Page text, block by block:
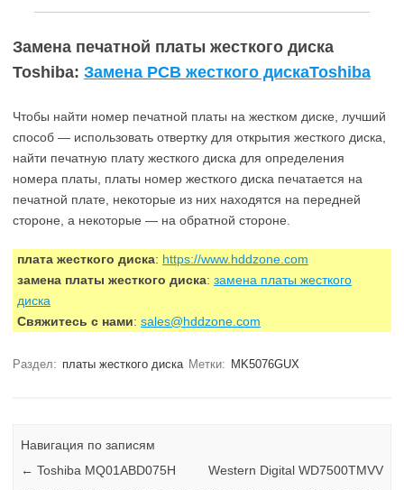
Замена печатной платы жесткого диска
Toshiba: Замена PCB жесткого дискаToshiba
Чтобы найти номер печатной платы на жестком диске, лучший
способ — использовать отвертку для открытия жесткого диска,
найти печатную плату жесткого диска для определения
номера платы, платы номер жесткого диска печатается на
печатной плате, некоторые из них находятся на передней
стороне, а некоторые — на обратной стороне.
плата жесткого диска: https://www.hddzone.com
замена платы жесткого диска: замена платы жесткого
диска
Свяжитесь с нами: sales@hddzone.com
Раздел: платы жесткого диска Метки: MK5076GUX
Навигация по записям
← Toshiba MQ01ABD075H
Western Digital WD7500TMVV